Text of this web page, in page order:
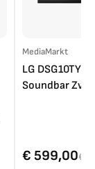
MediaMarkt
LG DSG10TY
Soundbar
€ 599,00€